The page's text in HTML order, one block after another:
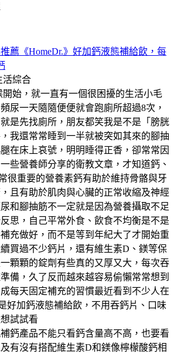
薦《HomeDr.》好加鈣液態補給飲，每
活綜合
始，就一直有一個很困擾的生活小毛
尿一天隨隨便便就會跑廁所超過8次，
是先找廁所，朋友都笑我是不是「膀胱
我還常常睡到一半就被突如其來的腳抽
在床上哀號，明明睡得正香，卻常常因
些營養師分享的衛教文章，才知道鈣、
很重要的營養素鈣有助於維持骨骼與牙
且有助於肌肉與心臟的正常收縮及神經
和腳抽筋不一定就是因為營養攝取不足
思，自己平常外食、飲食不均衡是不是
充做好，而不是等到年紀大了才開始重
買過不少鈣片，還有維生素D、鎂等保
顆顆的錠劑有些真的又厚又大，每次吞
備，久了反而越來越容易偷懶常常想到
每天固定補充的習慣最近看到不少人在
好加鈣液態補給飲，不用吞鈣片、口味
試試看
鈣產品不能只看鈣含量高不高，也要看
有沒有搭配維生素D和鎂像檸檬酸鈣相